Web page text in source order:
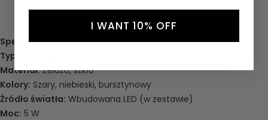
Specyfikacja produktu
Typ:
Materiał:Żelazo, szkło
Kolory: Szary, niebieski, bursztynowy
Źródło światła: Wbudowana LED (w zestawie)
Moc: 5 W
I WANT 10% OFF